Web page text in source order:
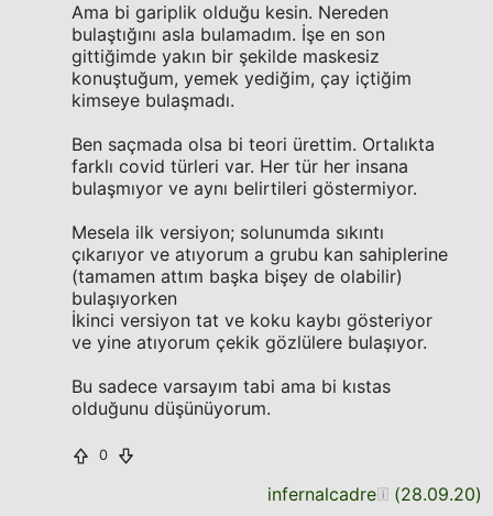
Ama bi gariplik olduğu kesin. Nereden
bulaştığını asla bulamadım. İşe en son
gittiğimde yakın bir şekilde maskesiz
konuştuğum, yemek yediğim, çay içtiğim
kimseye bulaşmadı.
Ben saçmada olsa bi teori ürettim. Ortalıkta
farklı covid türleri var. Her tür her insana
bulaşmıyor ve aynı belirtileri göstermiyor.
Mesela ilk versiyon; solunumda sıkıntı
çıkarıyor ve atıyorum a grubu kan sahiplerine
(tamamen attım başka bişey de olabilir)
bulaşıyorken
İkinci versiyon tat ve koku kaybı gösteriyor
ve yine atıyorum çekik gözlülere bulaşıyor.
Bu sadece varsayım tabi ama bi kıstas
olduğunu düşünüyorum.
0
infernalcadre (28.09.20)